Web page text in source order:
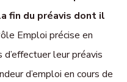
fin du préavis dont il
Emploi précise en
leur préavis
d’emploi en cours de